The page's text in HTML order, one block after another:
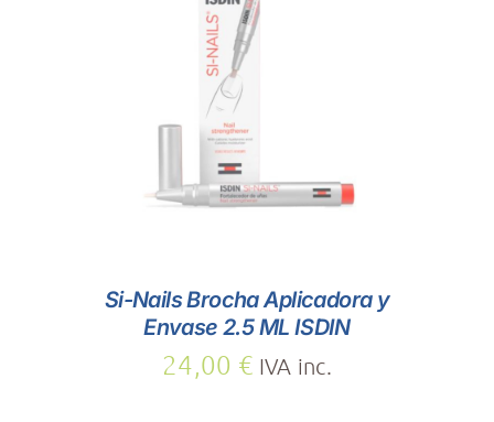
AÑADIR AL CARRITO
Si-Nails Brocha Aplicadora y
Envase 2.5 ML ISDIN
24,00 € IVA inc.